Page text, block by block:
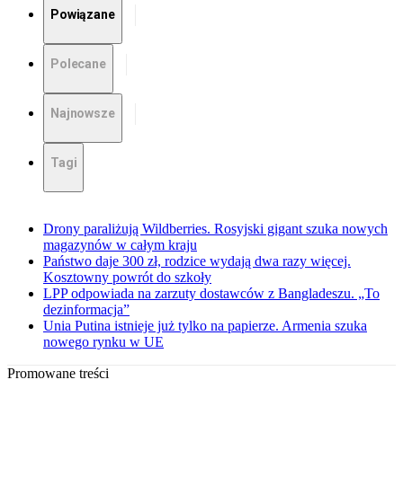
Powiązane
Polecane
Najnowsze
Tagi
Drony paraliżują Wildberries. Rosyjski gigant szuka nowych
magazynów w całym kraju
Państwo daje 300 zł, rodzice wydają dwa razy więcej.
Kosztowny powrót do szkoły
LPP odpowiada na zarzuty dostawców z Bangladeszu. „To
dezinformacja”
Unia Putina istnieje już tylko na papierze. Armenia szuka
nowego rynku w UE
Promowane treści